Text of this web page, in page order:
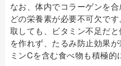
なお、体内でコラーゲンを
どの栄養素が必要不可欠で
取しても、ビタミン不足だ
を作れず、たるみ防止効果
ミンCを含む食べ物も積極的